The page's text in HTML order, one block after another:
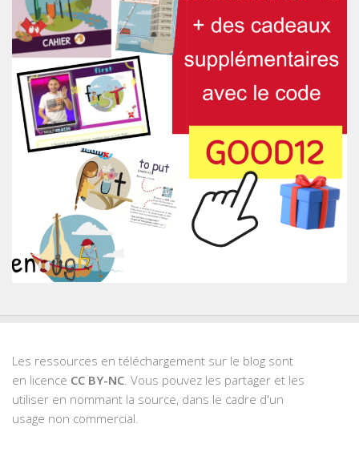
Les ressources en téléchargement sur le blog sont
en licence CC BY-NC . Vous pouvez les partager et les
utiliser en nommant la source, dans le cadre d'un
usage non commercial.